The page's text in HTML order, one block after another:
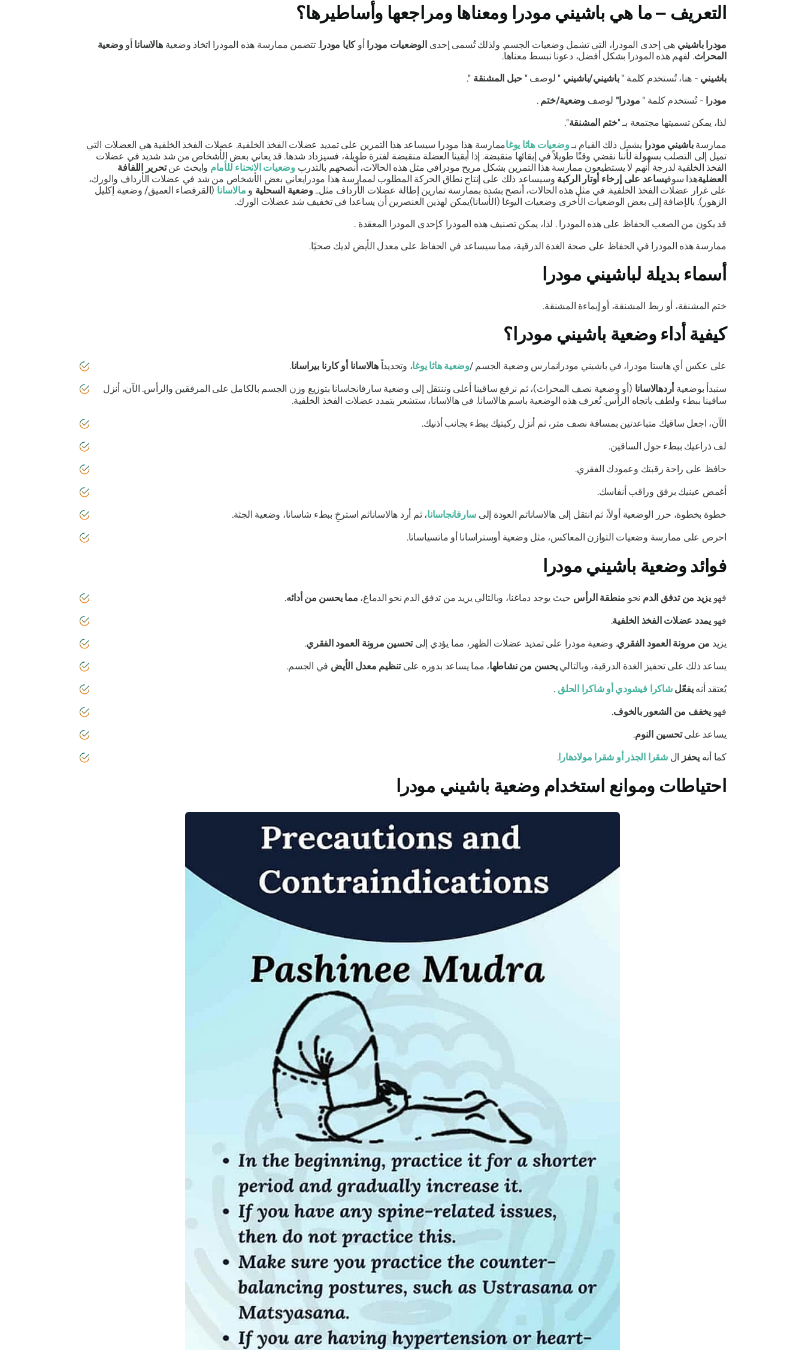
التعريف – ما هي باشيني مودرا ومعناها ومراجعها وأساطيرها؟
مودرا باشيني هي إحدى المودرا، التي تشمل وضعيات الجسم. ولذلك تُسمى إحدىالوضعيات مودرا أوكايا مودرا. تتضمن ممارسة هذه المودرا اتخاذ وضعيةهالاسانا أووضعية
المحراث. لفهم هذه المودرا بشكل أفضل، دعونا نبسط معناها.
باشيني - هنا، تُستخدم كلمة "باشيني/باشيني " لوصف " حبل المشنقة ".
مودرا - تُستخدم كلمة " مودرا" لوصف وضعية/ختم .
لذا، يمكن تسميتها مجتمعة بـ "ختم المشنقة".
ممارسةباشيني مودرا يشمل ذلك القيام بـوضعيات هاثا يوغاممارسة هذا مودرا سيساعد هذا التمرين على تمديد عضلات الفخذ الخلفية. عضلات الفخذ الخلفية هي العضلات التي
تميل إلى التصلب بسهولة لأننا نقضي وقتًا طويلاً في إبقائها منقبضة. إذا أبقينا العضلة منقبضة لفترة طويلة، فسيزداد شدها. قد يعاني بعض الأشخاص من شد شديد في عضلات
الفخذ الخلفية لدرجة أنهم لا يستطيعون ممارسة هذا التمرين بشكل مريح مودرافي مثل هذه الحالات، أنصحهم بالتدربوضعيات الانحناء للأمام وابحث عنتحرير اللفافة
العضليةهذا سوفيساعد على إرخاء أوتار الركبة وسيساعد ذلك على إنتاج نطاق الحركة المطلوب لممارسة هذا مودرايعاني بعض الأشخاص من شد في عضلات الأرداف والورك،
على غرار عضلات الفخذ الخلفية. في مثل هذه الحالات، أنصح بشدة بممارسة تمارين إطالة عضلات الأرداف مثل..وضعية السحلية و مالاسانا (القرفصاء العميق/ وضعية إكليل
الزهور). بالإضافة إلى بعض الوضعيات الأخرى وضعيات اليوغا (الأسانا)يمكن لهذين العنصرين أن يساعدا في تخفيف شد عضلات الورك.
قد يكون من الصعب الحفاظ على هذه المودرا . لذا، يمكن تصنيف هذه المودرا كإحدى المودرا المعقدة .
ممارسة هذه المودرا في الحفاظ على صحة الغدة الدرقية، مما سيساعد في الحفاظ على معدل الأيض لديك صحيًا.
أسماء بديلة لباشيني مودرا
ختم المشنقة، أو ربط المشنقة، أو إيماءة المشنقة.
كيفية أداء وضعية باشيني مودرا؟
على عكس أيهاستا مودرا، في باشيني مودرانمارس وضعية الجسم /وضعيةهاثا يوغا، وتحديداًهالاسانا أوكارنا بيراسانا.
سنبدأ بوضعية أردهالاسانا (أو وضعية نصف المحراث)، ثم نرفع ساقينا أعلى وننتقل إلى وضعية سارفانجاسانا بتوزيع وزن الجسم بالكامل على المرفقين والرأس. الآن، أنزل
ساقينا ببطء ولطف باتجاه الرأس. تُعرف هذه الوضعية باسمهالاسانا. فيهالاسانا، ستشعر بتمدد عضلات الفخذ الخلفية.
الآن، اجعل ساقيك متباعدتين بمسافة نصف متر، ثم أنزل ركبتيك ببطء بجانب أذنيك.
لف ذراعيك ببطء حول الساقين.
حافظ على راحة رقبتك وعمودك الفقري.
أغمض عينيك برفق وراقب أنفاسك.
خطوة بخطوة، حرر الوضعية أولاً، ثم انتقل إلى هالاساناثم العودة إلى سارفانجاسانا، ثم أرد هالاساناثم استرخِ ببطء شاسانا، وضعية الجثة.
احرص على ممارسة وضعيات التوازن المعاكس، مثل وضعية أوستراسانا أو ماتسياسانا.
فوائدوضعية باشيني مودرا
فهويزيد من تدفق الدم نحو منطقة الرأس حيث يوجد دماغنا، وبالتالي يزيد من تدفق الدم نحو الدماغ، مما يحسن من أدائه.
فهويمدد عضلات الفخذ الخلفية.
يزيد من مرونة العمود الفقري. وضعية مودرا على تمديد عضلات الظهر، مما يؤدي إلىتحسين مرونة العمود الفقري.
يساعد ذلك على تحفيز الغدة الدرقية، وبالتالييحسن من نشاطها، مما يساعد بدوره علىتنظيم معدل الأيض في الجسم.
يُعتقد أنهيفعّلشاكرا فيشودي أوشاكرا الحلق .
فهويخفف من الشعور بالخوف.
يساعد علىتحسين النوم.
كما أنهيحفز الشقرا الجذر أو شقرا مولادهارا.
احتياطات وموانع استخدام وضعية باشيني مودرا